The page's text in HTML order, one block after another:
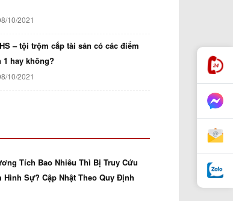
10/2021
– tội trộm cắp tài sản có các điểm
1 hay không?
10/2021
Tích Bao Nhiêu Thì Bị Truy Cứu
Hình Sự? Cập Nhật Theo Quy Định